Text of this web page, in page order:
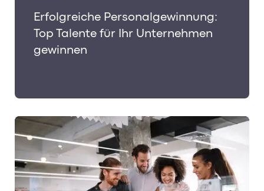
Erfolgreiche Personalgewinnung:
Top Talente für Ihr Unternehmen
gewinnen